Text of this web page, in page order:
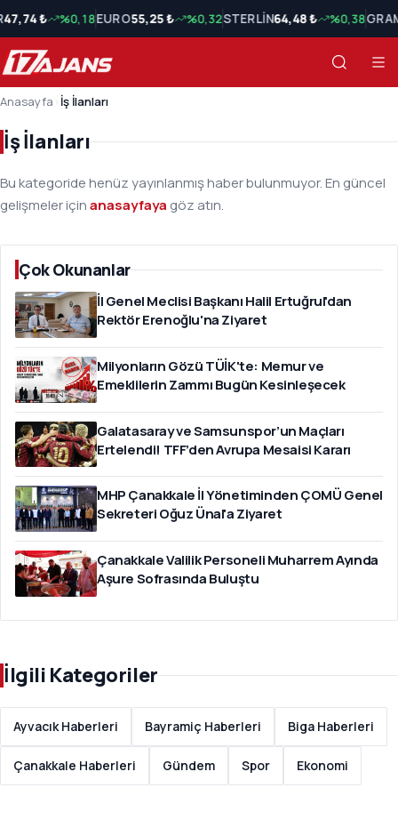
47,74 ₺ %0,18EURO55,25 ₺ %0,32STERLİN64,48 ₺ %0,38
Anasayfa İş İlanları
İş İlanları
Bu kategoride henüz yayınlanmış haber bulunmuyor. En güncel
gelişmeler içinanasayfaya göz atın.
Çok Okunanlar
İl Genel Meclisi Başkanı Halil Ertuğrul'dan
Rektör Erenoğlu'na Ziyaret
Milyonların Gözü TÜİK'te: Memur ve
Emeklilerin Zammı Bugün Kesinleşecek
Galatasaray ve Samsunspor’un Maçları
Ertelendi! TFF’den Avrupa Mesaisi Kararı
MHP Çanakkale İl Yönetiminden ÇOMÜ Genel
Sekreteri Oğuz Ünal'a Ziyaret
Çanakkale Valilik Personeli Muharrem Ayında
Aşure Sofrasında Buluştu
İlgili Kategoriler
Ayvacık Haberleri Bayramiç Haberleri Biga Haberleri
Çanakkale Haberleri Gündem Spor Ekonomi